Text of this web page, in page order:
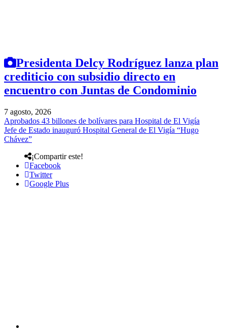
Presidenta Delcy Rodríguez lanza plan
crediticio con subsidio directo en
encuentro con Juntas de Condominio
7 agosto, 2026
Aprobados 43 billones de bolívares para Hospital de El Vigía
Jefe de Estado inauguró Hospital General de El Vigía “Hugo
Chávez”
¡Compartir este!
Facebook
Twitter
Google Plus